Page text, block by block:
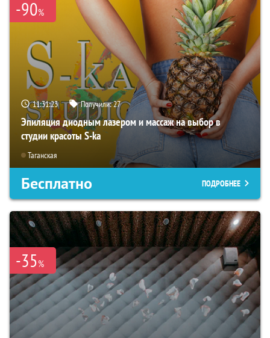
-90%
11:31:22 Получили:27
Эпиляция диодным лазером и массаж на выбор в
студии красоты S-ka
Таганская
Бесплатно ПОДРОБНЕЕ
-35%